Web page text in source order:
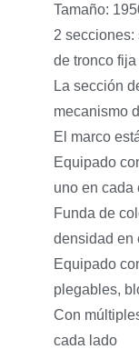
Tamaño:
2
de tronco
La sección
mecanismo
El marco
Equipado
uno en cada
Funda de
densidad en
Equipado
plegables,
Con
cada lado